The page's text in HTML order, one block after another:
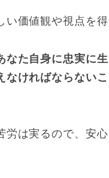
価値観や視点を
なた自身に忠実に
なければならない
労は実るので、安